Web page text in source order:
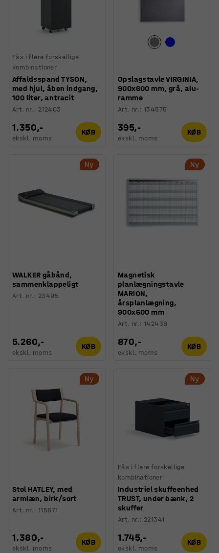
Fås i flere forskellige
kombinationer
Affaldsspand TYSON,
med hjul, åben indgang,
100 liter, antracit
Art. nr.: 212403
1.350,-
ekskl. moms
KØB
Opslagstavle VIRGINIA,
900x600 mm, grå, alu-
ramme
Art. nr.:134575
395,-
ekskl. moms
KØB
Ny
WALKER gåbånd,
sammenklappeligt
Art. nr.: 23495
5.260,-
ekskl. moms
KØB
Ny
Magnetisk
planlægningstavle
MARION,
årsplanlægning,
900x600 mm
Art. nr.:142438
870,-
ekskl. moms
KØB
Ny
Stol HATLEY, med
armlæn, birk/sort
Art. nr.:115671
1.380,-
ekskl. moms
KØB
Ny
Fås i flere forskellige
kombinationer
Industriel skuffeenhed
TRUST, under bænk, 2
skuffer
Art. nr.: 221341
1.745,-
ekskl. moms
KØB